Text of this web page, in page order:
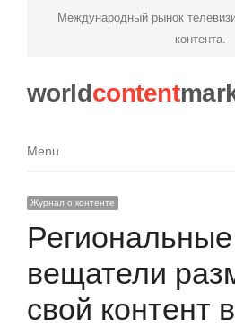
Международный рынок
контента.
worldcontent
Menu
Menu
Журнал о контенте
Региональные
вещатели
свой контент в